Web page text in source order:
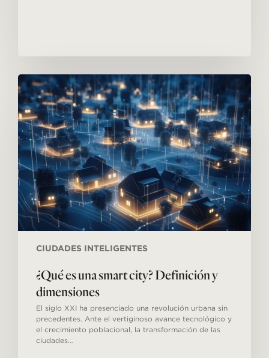
CIUDADES INTELIGENTES
¿Qué
es
una
smart
city?
Definición
y
dimensiones
¿Qué es una smart city? Definición y
dimensiones
El siglo XXI ha presenciado una revolución urbana sin
precedentes. Ante el vertiginoso avance tecnológico y
el crecimiento poblacional, la transformación de las
ciudades…